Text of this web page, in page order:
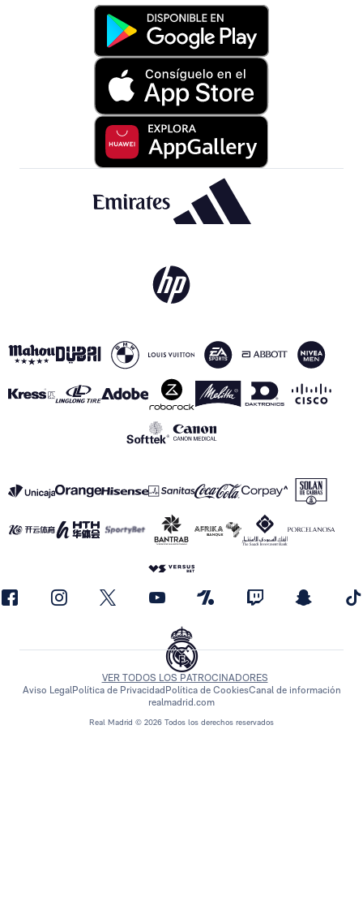
Real Madrid © 2026 Todos los derechos reservados
VER TODOS LOS PATROCINADORES
Aviso LegalPolítica de Privacidad Política de CookiesCanal de información
realmadrid.com